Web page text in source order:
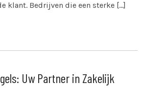
klant. Bedrijven die een sterke […]
Uw Partner in Zakelijk